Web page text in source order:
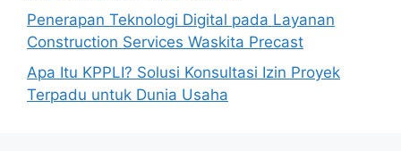
Penerapan Teknologi Digital pada Layanan
Construction Services Waskita Precast
Apa Itu KPPLI? Solusi Konsultasi Izin Proyek
Terpadu untuk Dunia Usaha